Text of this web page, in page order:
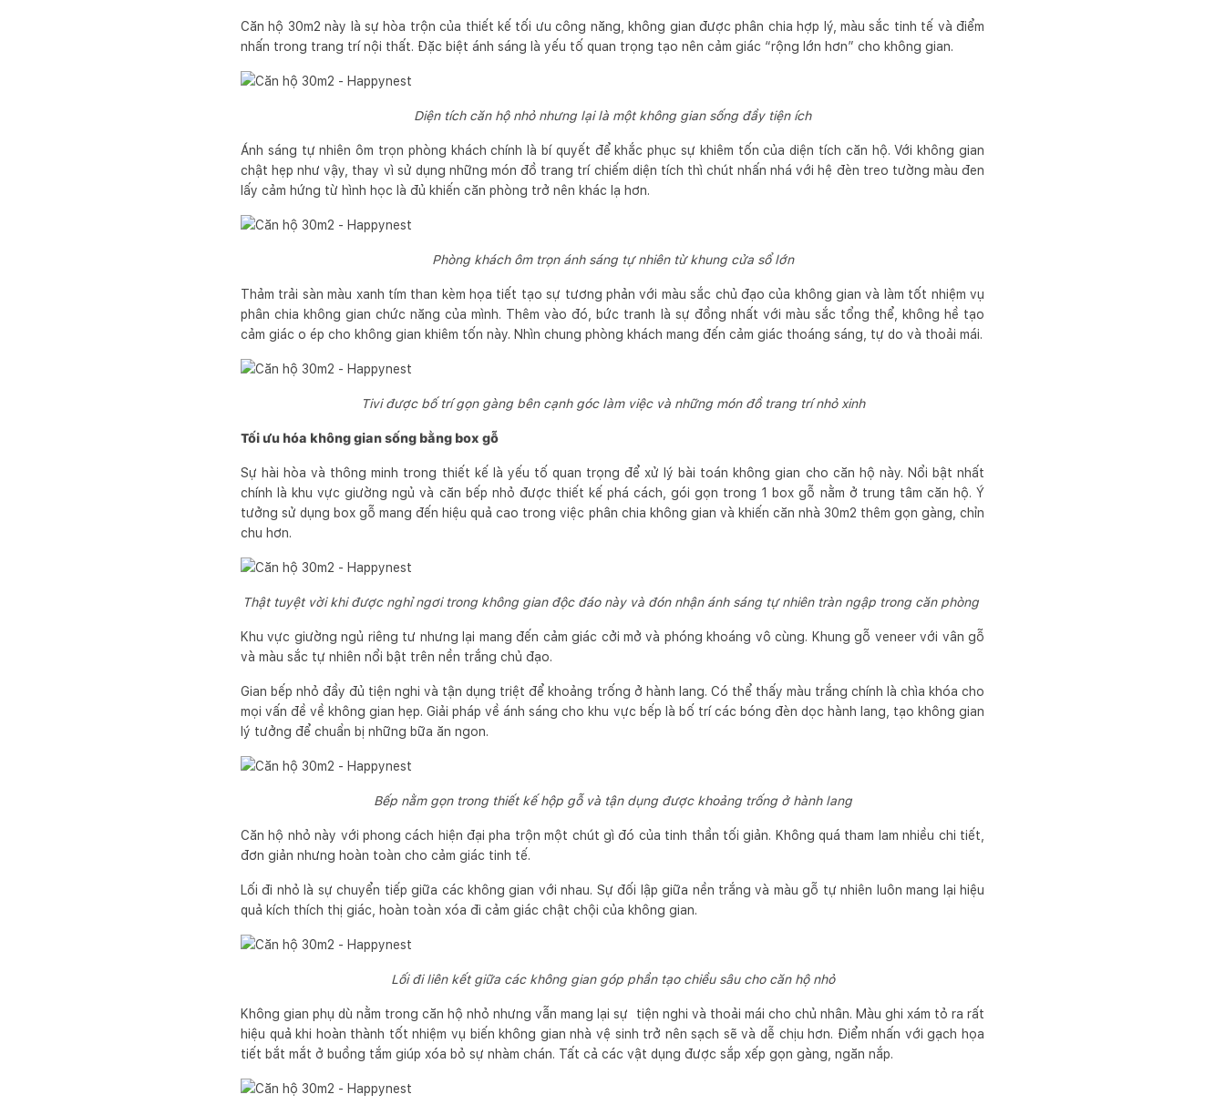
Căn hộ 30m2 này là sự hòa trộn của thiết kế tối ưu công năng, không gian được phân chia hợp lý, màu sắc tinh tế và điểm
nhấn trong trang trí nội thất. Đặc biệt ánh sáng là yếu tố quan trọng tạo nên cảm giác “rộng lớn hơn” cho không gian.
Diện tích căn hộ nhỏ nhưng lại là một không gian sống đầy tiện ích
Ánh sáng tự nhiên ôm trọn phòng khách chính là bí quyết để khắc phục sự khiêm tốn của diện tích căn hộ. Với không gian
chật hẹp như vậy, thay vì sử dụng những món đồ trang trí chiếm diện tích thì chút nhấn nhá với hệ đèn treo tường màu đen
lấy cảm hứng từ hình học là đủ khiến căn phòng trở nên khác lạ hơn.
Phòng khách ôm trọn ánh sáng tự nhiên từ khung cửa sổ lớn
Thảm trải sàn màu xanh tím than kèm họa tiết tạo sự tương phản với màu sắc chủ đạo của không gian và làm tốt nhiệm vụ
phân chia không gian chức năng của mình. Thêm vào đó, bức tranh là sự đồng nhất với màu sắc tổng thể, không hề tạo
cảm giác o ép cho không gian khiêm tốn này. Nhìn chung phòng khách mang đến cảm giác thoáng sáng, tự do và thoải mái.
Tivi được bố trí gọn gàng bên cạnh góc làm việc và những món đồ trang trí nhỏ xinh
Tối ưu hóa không gian sống bằng box gỗ
Sự hài hòa và thông minh trong thiết kế là yếu tố quan trọng để xử lý bài toán không gian cho căn hộ này. Nổi bật nhất
chính là khu vực giường ngủ và căn bếp nhỏ được thiết kế phá cách, gói gọn trong 1 box gỗ nằm ở trung tâm căn hộ. Ý
tưởng sử dụng box gỗ mang đến hiệu quả cao trong việc phân chia không gian và khiến căn nhà 30m2 thêm gọn gàng, chỉn
chu hơn.
Thật tuyệt vời khi được nghỉ ngơi trong không gian độc đáo này và đón nhận ánh sáng tự nhiên tràn ngập trong căn phòng
Khu vực giường ngủ riêng tư nhưng lại mang đến cảm giác cởi mở và phóng khoáng vô cùng. Khung gỗ veneer với vân gỗ
và màu sắc tự nhiên nổi bật trên nền trắng chủ đạo.
Gian bếp nhỏ đầy đủ tiện nghi và tận dụng triệt để khoảng trống ở hành lang. Có thể thấy màu trắng chính là chìa khóa cho
mọi vấn đề về không gian hẹp. Giải pháp về ánh sáng cho khu vực bếp là bố trí các bóng đèn dọc hành lang, tạo không gian
lý tưởng để chuẩn bị những bữa ăn ngon.
Bếp nằm gọn trong thiết kế hộp gỗ và tận dụng được khoảng trống ở hành lang
Căn hộ nhỏ này với phong cách hiện đại pha trộn một chút gì đó của tinh thần tối giản. Không quá tham lam nhiều chi tiết,
đơn giản nhưng hoàn toàn cho cảm giác tinh tế.
Lối đi nhỏ là sự chuyển tiếp giữa các không gian với nhau. Sự đối lập giữa nền trắng và màu gỗ tự nhiên luôn mang lại hiệu
quả kích thích thị giác, hoàn toàn xóa đi cảm giác chật chội của không gian.
Lối đi liên kết giữa các không gian góp phần tạo chiều sâu cho căn hộ nhỏ
Không gian phụ dù nằm trong căn hộ nhỏ nhưng vẫn mang lại sự tiện nghi và thoải mái cho chủ nhân. Màu ghi xám tỏ ra rất
hiệu quả khi hoàn thành tốt nhiệm vụ biến không gian nhà vệ sinh trở nên sạch sẽ và dễ chịu hơn. Điểm nhấn với gạch họa
tiết bắt mắt ở buồng tắm giúp xóa bỏ sự nhàm chán. Tất cả các vật dụng được sắp xếp gọn gàng, ngăn nắp.